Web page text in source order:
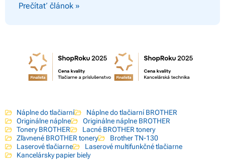
Prečítať článok »
Náplne do tlačiarní
Náplne do tlačiarní BROTHER
Originálne náplne
Originálne náplne BROTHER
Tonery BROTHER
Lacné BROTHER tonery
Zľavnené BROTHER tonery
Brother TN-130
Laserové tlačiarne
Laserové multifunkčné tlačiarne
Kancelársky papier biely